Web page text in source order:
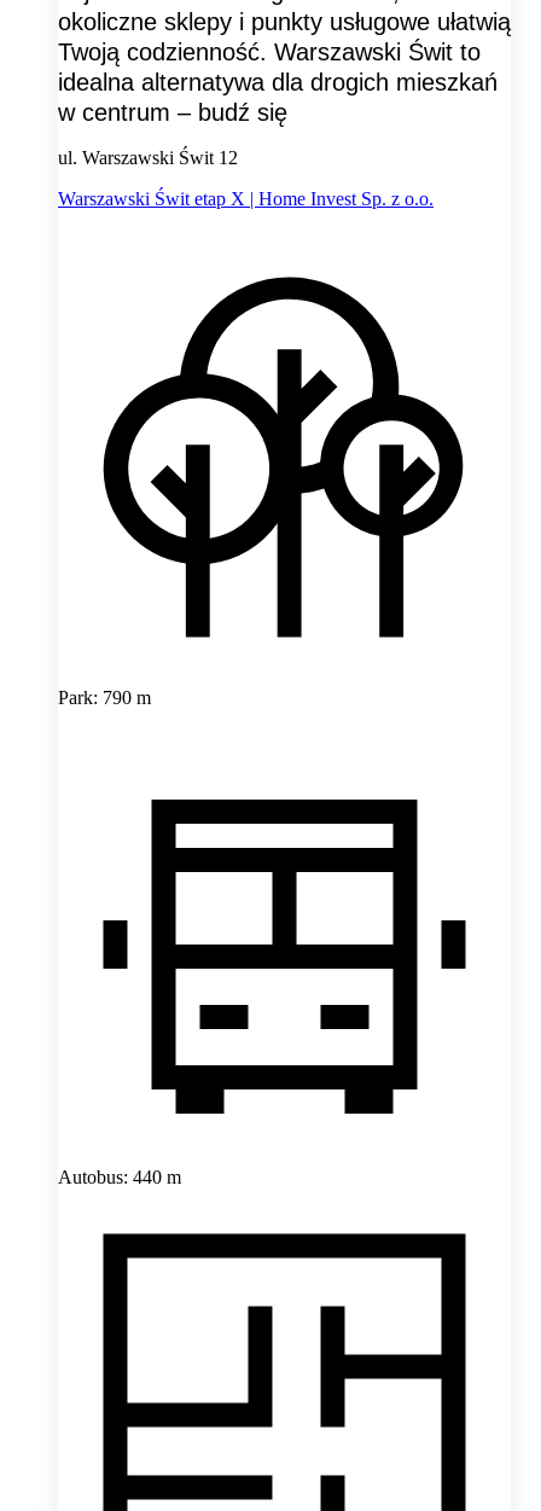
okoliczne sklepy i punkty usługowe ułatwią
Twoją codzienność. Warszawski Świt to
idealna alternatywa dla drogich mieszkań
w centrum – budź się
ul. Warszawski Świt 12
Warszawski Świt etap X | Home Invest Sp. z o.o.
Park: 790 m
Autobus: 440 m